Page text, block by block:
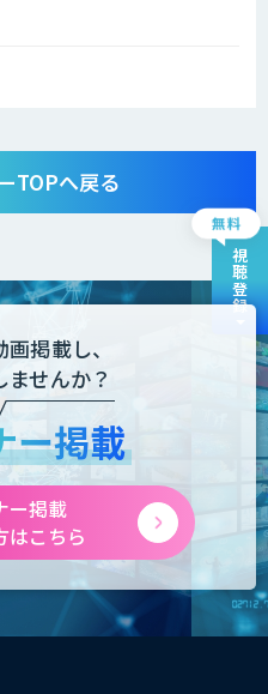
TOPへ戻る
視聴登録
掲載し、
ませんか？
ー掲載
ー掲載
はこちら